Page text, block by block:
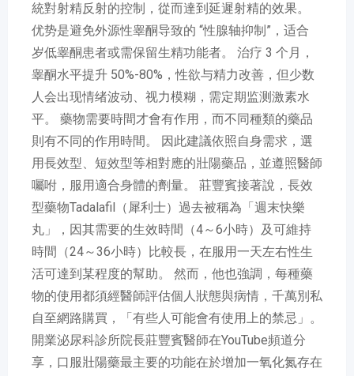
統對射精反射的控制，從而達到延遲射精的效果。
优势是避免外源性睾酮导致的 “性腺轴抑制”，适合
岁低睾酮患者或需保留生精功能者。 治疗 3 个月，
睾酮水平提升 50%-80%，性欲与精力改善，但少数
人会出现情绪波动、视力模糊，需定期监测激素水
平。 藥物需要時間才會有作用，而不同種類的藥品
則有不同的作用時間。 因此建議依照自身需求，選
用長效型、短效型等相對應的壯陽藥品，並遵照醫師
囑咐，服用適合身體的劑量。 莊豐賓接著說，長效
型藥物Tadalafil（犀利士）過去被稱為「週末快樂
丸」，因其需要的生效時間（4～6小時）及可維持
時間（24～36小時）比較長，在服用一天左右性生
活可達到某程度的幫助。 然而，他也強調，每種藥
物的使用都須經醫師評估個人狀態與病情，千萬別私
自至網路購買，「有些人可能會有使用上的禁忌」。
開業泌尿科診所院長莊豐賓醫師在YouTube頻道分
享，口服壯陽藥最主要的功能在於增加一氧化氮存在